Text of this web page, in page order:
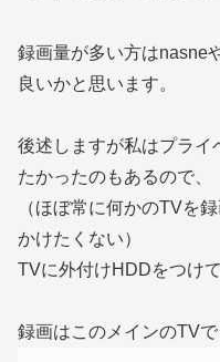
録画量が多い方はnasne
良いかと思います。
後述しますが私はプライ
たかったのもあるので、
（ほぼ常に何かのTVを
かけたくない）
TVに外付けHDDをつけ
録画はこのメインのTV